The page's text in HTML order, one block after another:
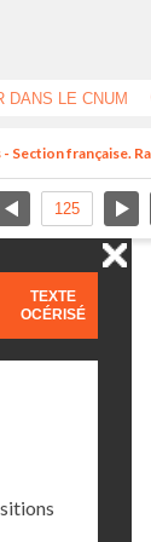
Section française.
TEXTE
OCÉRISÉ